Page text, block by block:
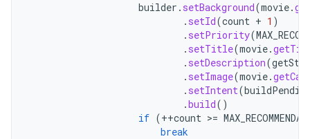
builder . setBackground(movie.
. setId(count + 1 )
. setPriority(
. setTitle(movie.
. setDescription(
. setImage(movie.
. setIntent(
.build()
if (++count >=
break